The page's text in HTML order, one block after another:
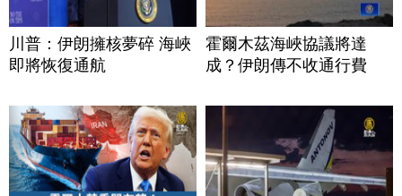
川普：伊朗擁核夢碎 海峽
即將恢復通航
霍爾木茲海峽協議將達
成？伊朗傳不收通行費